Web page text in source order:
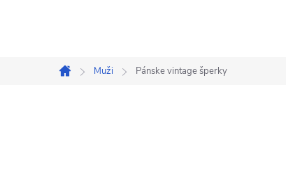
Domov
Muži Pánske vintage šperky